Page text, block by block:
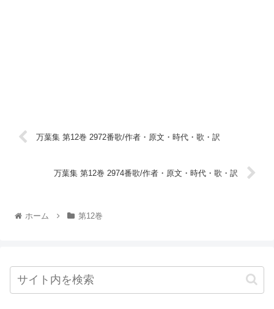
万葉集 第12巻 2972番歌/作者・原文・時代・歌・訳
万葉集 第12巻 2974番歌/作者・原文・時代・歌・訳
ホーム 第12巻